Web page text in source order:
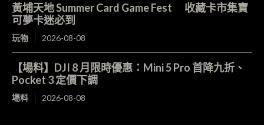
黃埔天地 Summer Card Game Fest 收藏卡市集寶
可夢卡迷必到
玩物 2026-08-08
【場料】DJI 8 月限時優惠：Mini 5 Pro 首降九折、
Pocket 3 定價下調
場料 2026-08-08